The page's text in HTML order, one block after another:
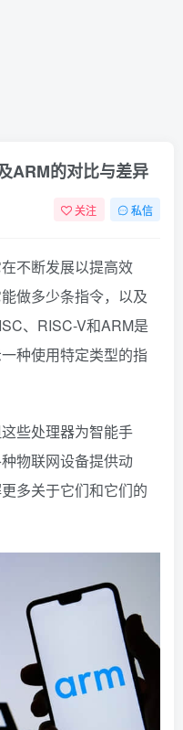
ARM的对比与差异
关注 私信
不断发展以提高效
做多少条指令，以及
、RISC-V和ARM是
种使用特定类型的指
些处理器为智能手
物联网设备提供动
多关于它们和它们的